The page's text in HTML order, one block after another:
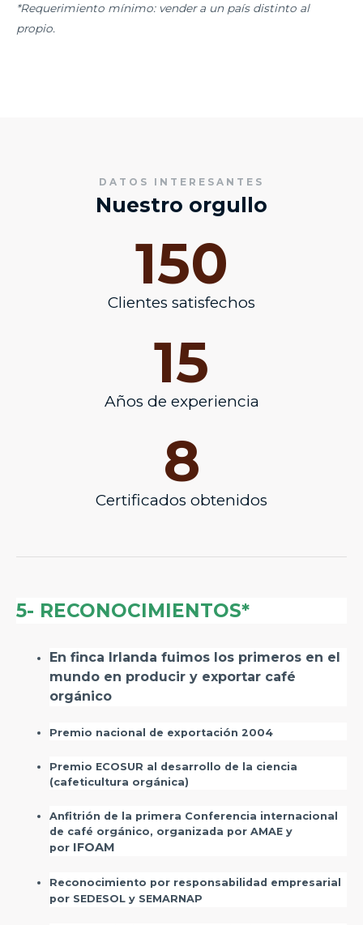
*Requerimiento mínimo: vender a un país distinto al
propio.
DATOS INTERESANTES
Nuestro orgullo
150
Clientes satisfechos
15
Años de experiencia
8
Certificados obtenidos
5- RECONOCIMIENTOS*
En finca Irlanda fuimos los primeros en el
mundo en producir y exportar café
orgánico
Premio nacional de exportación 2004
Premio ECOSUR al desarrollo de la ciencia
(cafeticultura orgánica)
Anfitrión de la primera Conferencia internacional
de café orgánico, organizada por AMAE y
por IFOAM
Reconocimiento por responsabilidad empresarial
por SEDESOL y SEMARNAP